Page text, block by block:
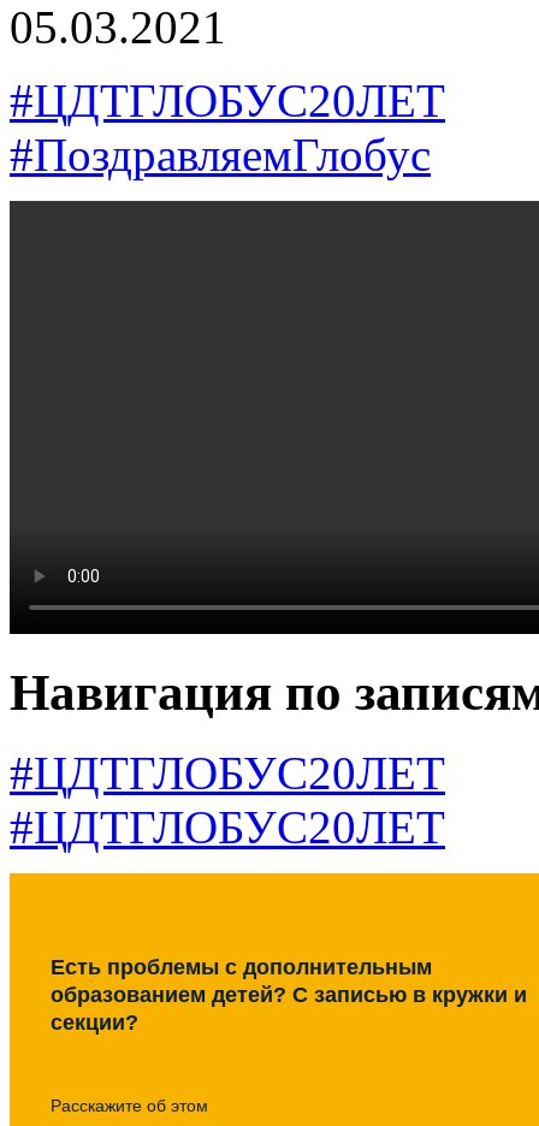
05.03.2021
#ЦДТГЛОБУС20ЛЕТ
#ПоздравляемГлобус
Навигация по
#ЦДТГЛОБУС20ЛЕТ
#ЦДТГЛОБУС20ЛЕТ
Есть проблемы с дополнительным
образованием детей? С записью в кружки и
секции?
Расскажите об этом